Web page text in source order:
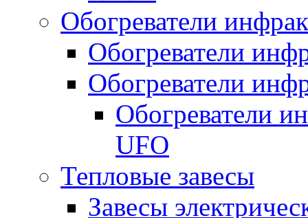
Обогреватели
Обогреватели
Обогреватели
Обогреватели
UFO
Тепловые завесы
Завесы